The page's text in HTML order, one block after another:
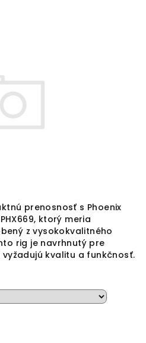
prenosnosť s Phoenix
ktorý meria
z vysokokvalitného
rig je navrhnutý pre
kvalitu a funkčnosť.